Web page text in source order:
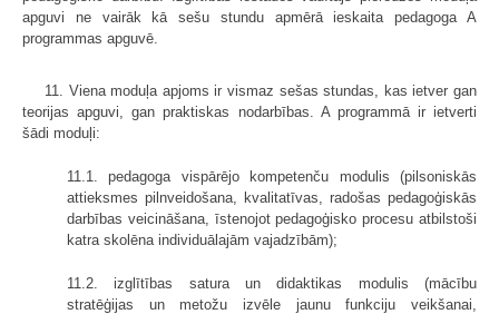
apguvi ne vairāk kā sešu stundu apmērā ieskaita pedagoga A
programmas apguvē.
11. Viena moduļa apjoms ir vismaz sešas stundas, kas ietver gan
teorijas apguvi, gan praktiskas nodarbības. A programmā ir ietverti
šādi moduļi:
11.1. pedagoga vispārējo kompetenču modulis (pilsoniskās
attieksmes pilnveidošana, kvalitatīvas, radošas pedagoģiskās
darbības veicināšana, īstenojot pedagoģisko procesu atbilstoši
katra skolēna individuālajām vajadzībām);
11.2. izglītības satura un didaktikas modulis (mācību
stratēģijas un metožu izvēle jaunu funkciju veikšanai,